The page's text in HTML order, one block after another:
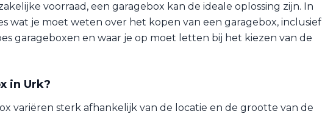
voorraad, een garagebox kan de ideale oplossing zijn. In
wat je moet weten over het kopen van een garagebox, inclusief
garageboxen en waar je op moet letten bij het kiezen van de
in Urk?
variëren sterk afhankelijk van de locatie en de grootte van de